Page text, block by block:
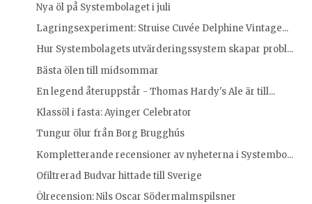
Nya öl på Systembolaget i juli
Lagringsexperiment: Struise Cuvée Delphine Vintage...
Hur Systembolagets utvärderingssystem skapar probl...
Bästa ölen till midsommar
En legend återuppstår - Thomas Hardy's Ale är till...
Klassöl i fasta: Ayinger Celebrator
Tungur ölur från Borg Brugghús
Kompletterande recensioner av nyheterna i Systembo...
Ofiltrerad Budvar hittade till Sverige
Ölrecension: Nils Oscar Södermalmspilsner